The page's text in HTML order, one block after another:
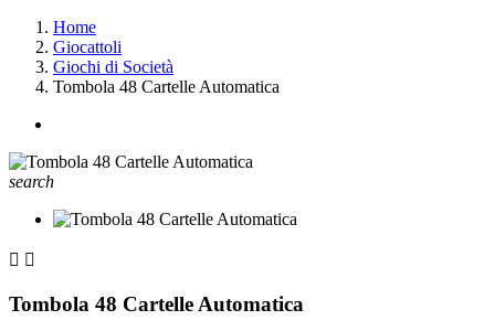
Home
Giocattoli
Giochi di Società
Tombola 48 Cartelle Automatica
search
 
Tombola 48 Cartelle Automatica